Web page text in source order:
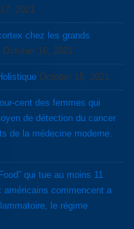
2021
October 16, 2021
October 15, 2021
cent des femmes qui
de détection du cancer
de la médecine moderne.
qui tue au moins 11
américains commencent a
le régime